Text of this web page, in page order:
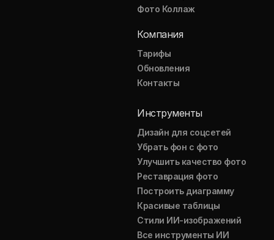
Фото Коллаж
Компания
Тарифы
Обновления
Контакты
Инструменты
Дизайн для соцсетей
Убрать фон с фото
Улучшить качество фото
Реставрация фото
Построить диаграмму
Красивые таблицы
Стили ИИ-изображений
Все инструменты ИИ